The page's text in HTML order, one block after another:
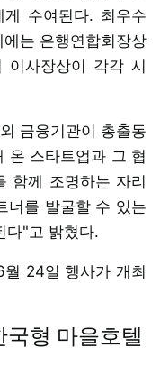
수여된다. 최우수
는 은행연합회장상
이사장상이 각각 시
금융기관이 총출동
온 스타트업과 그 협
함께 조명하는 자리
너를 발굴할 수 있는
다"고 밝혔다.
24일 행사가 개최
형 마을호텔